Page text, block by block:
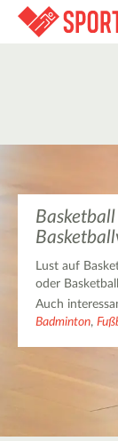
Lust auf
oder
Auch
Badminton,